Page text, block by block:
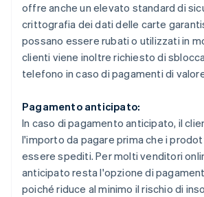
offre anche un elevato standard di
crittografia dei dati delle carte
possano essere rubati o utilizzati in
clienti viene inoltre richiesto di
telefono in caso di pagamenti di
Pagamento anticipato:
In caso di pagamento anticipato, il
l'importo da pagare prima che i
essere spediti. Per molti venditori
anticipato resta l'opzione di
poiché riduce al minimo il rischio di